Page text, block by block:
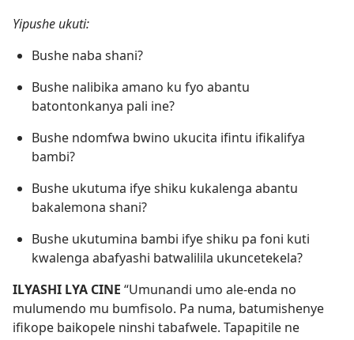
Yipushe ukuti:
Bushe naba shani?
Bushe nalibika amano ku fyo abantu
batontonkanya pali ine?
Bushe ndomfwa bwino ukucita ifintu ifikalifya
bambi?
Bushe ukutuma ifye shiku kukalenga abantu
bakalemona shani?
Bushe ukutumina bambi ifye shiku pa foni kuti
kwalenga abafyashi batwalilila ukuncetekela?
ILYASHI LYA CINE “Umunandi umo ale-enda no
mulumendo mu bumfisolo. Pa numa, batumishenye
ifikope baikopele ninshi tabafwele. Tapapitile ne